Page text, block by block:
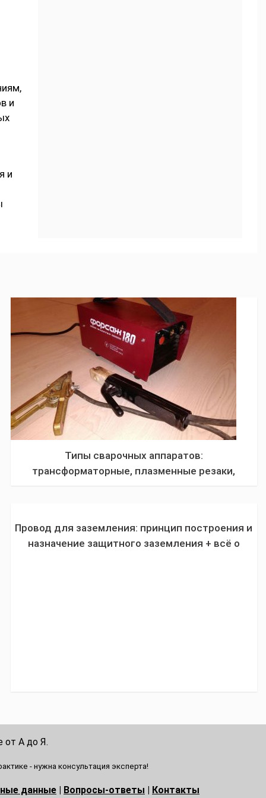
и
и
Типы сварочных аппаратов:
трансформаторные, плазменные резаки,
Провод для заземления: принцип построения и
назначение защитного заземления + всё о
от А до Я.
- нужна консультация эксперта!
данные | Вопросы-ответы | Контакты